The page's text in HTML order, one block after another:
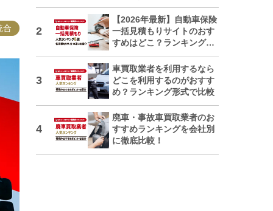
合
トも解説
【2026年最新】自動車保険
一括見積もりサイトのおす
すめはどこ？ランキングで
車買取業者を利用するなら
どこを利用するのがおすす
め？ランキング形式で比較
廃車・事故車買取業者のお
すすめランキングを会社別
に徹底比較！